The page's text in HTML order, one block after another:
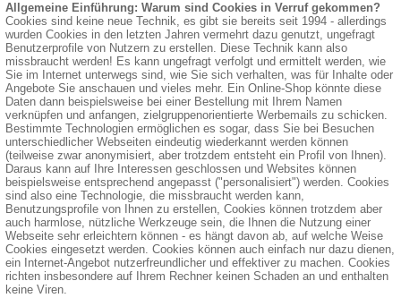
Allgemeine Einführung: Warum sind Cookies in Verruf gekommen?
Cookies sind keine neue Technik, es gibt sie bereits seit 1994 - allerdings
wurden Cookies in den letzten Jahren vermehrt dazu genutzt, ungefragt
Benutzerprofile von Nutzern zu erstellen. Diese Technik kann also
missbraucht werden! Es kann ungefragt verfolgt und ermittelt werden, wie
Sie im Internet unterwegs sind, wie Sie sich verhalten, was für Inhalte oder
Angebote Sie anschauen und vieles mehr. Ein Online-Shop könnte diese
Daten dann beispielsweise bei einer Bestellung mit Ihrem Namen
verknüpfen und anfangen, zielgruppenorientierte Werbemails zu schicken.
Bestimmte Technologien ermöglichen es sogar, dass Sie bei Besuchen
unterschiedlicher Webseiten eindeutig wiederkannt werden können
(teilweise zwar anonymisiert, aber trotzdem entsteht ein Profil von Ihnen).
Daraus kann auf Ihre Interessen geschlossen und Websites können
beispielsweise entsprechend angepasst ("personalisiert") werden. Cookies
sind also eine Technologie, die missbraucht werden kann,
Benutzungsprofile von Ihnen zu erstellen, Cookies können trotzdem aber
auch harmlose, nützliche Werkzeuge sein, die Ihnen die Nutzung einer
Webseite sehr erleichtern können - es hängt davon ab, auf welche Weise
Cookies eingesetzt werden. Cookies können auch einfach nur dazu dienen,
ein Internet-Angebot nutzerfreundlicher und effektiver zu machen. Cookies
richten insbesondere auf Ihrem Rechner keinen Schaden an und enthalten
keine Viren.